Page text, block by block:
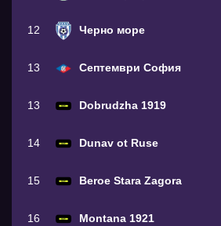
12 Черно море
13 Септември София
13 Dobrudzha 1919
14 Dunav ot Ruse
15 Beroe Stara Zagora
16 Montana 1921